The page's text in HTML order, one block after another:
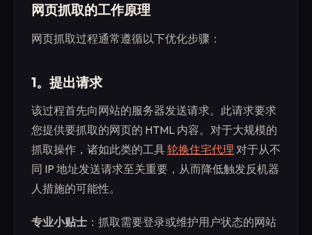
网页抓取的工作原理
网页抓取过程通常遵循以下优化步骤：
1。提出请求
该过程首先向网站的服务器发送请求。此请求要求
您提供要抓取的网页的 HTML 内容。对于大规模的
抓取操作，诸如此类的工具轮换住宅代理 对于从不
同 IP 地址发送请求至关重要，从而降低触发反机器
人措施的可能性。
专业小贴士 ：抓取需要登录或维护用户状态的网站